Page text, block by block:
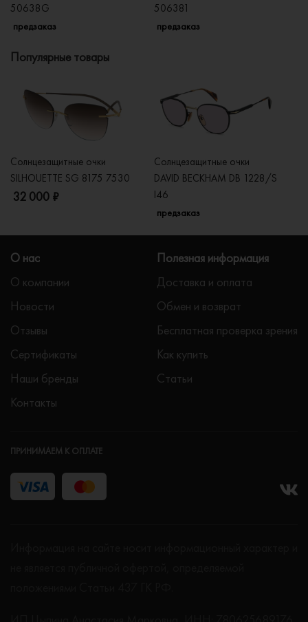
50638G
предзаказ
506381
предзаказ
Популярные товары
Солнцезащитные очки
SILHOUETTE SG 8175 7530
32 000 ₽
Солнцезащитные очки
DAVID BECKHAM DB 1228/S
I46
предзаказ
О нас
О компании
Новости
Отзывы
Сертификаты
Наши бренды
Контакты
Полезная информация
Доставка и оплата
Обмен и возврат
Бесплатная проверка зрения
Как купить
Статьи
ПРИНИМАЕМ К ОПЛАТЕ